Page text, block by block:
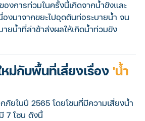
องมาจากขยะไปอุดตันท่อระบายน้ำ จน
ายน้ำที่ล่าช้าส่งผลให้เกิดน้ำท่วมขัง
หม่กับพื้นที่เสี่ยงเรื่อง 'น้ำ
ยในปี 2565 โดยโซนที่มีความเสี่ยงน้ำ
7 โซน ดังนี้